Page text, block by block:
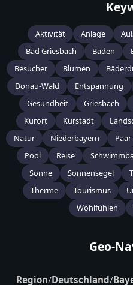
Aktivität Anlage
Bad Griesbach
Baden
Besucher
Blumen
Donau-Wald
Entspannung
Gesundheit
Griesbach
Kurort
Kurstadt
Natur
Niederbayern Paar
Pool
Reise
Sonne
Sonnensegel
Therme
Tourismus
Wohlfühlen
Geo-
Region/Deutschland/